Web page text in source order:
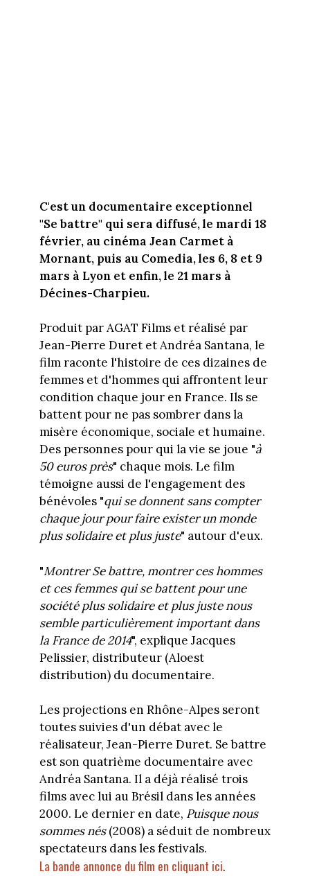
C'est un documentaire exceptionnel
"Se battre" qui sera diffusé, le mardi 18
février, au cinéma Jean Carmet à
Mornant, puis au Comedia, les 6, 8 et 9
mars à Lyon et enfin, le 21 mars à
Décines-Charpieu.
Produit par AGAT Films et réalisé par
Jean-Pierre Duret et Andréa Santana, le
film raconte l'histoire de ces dizaines de
femmes et d'hommes qui affrontent leur
condition chaque jour en France. Ils se
battent pour ne pas sombrer dans la
misère économique, sociale et humaine.
Des personnes pour qui la vie se joue "à
50 euros près" chaque mois. Le film
témoigne aussi de l'engagement des
bénévoles "qui se donnent sans compter
chaque jour pour faire exister un monde
plus solidaire et plus juste" autour d'eux.
"Montrer Se battre, montrer ces hommes
et ces femmes qui se battent pour une
société plus solidaire et plus juste nous
semble particulièrement important dans
la France de 2014", explique Jacques
Pelissier, distributeur (Aloest
distribution) du documentaire.
Les projections en Rhône-Alpes seront
toutes suivies d'un débat avec le
réalisateur, Jean-Pierre Duret. Se battre
est son quatrième documentaire avec
Andréa Santana. Il a déjà réalisé trois
films avec lui au Brésil dans les années
2000. Le dernier en date, Puisque nous
sommes nés(2008) a séduit de nombreux
spectateurs dans les festivals.
La bande annonce du film en cliquant ici.